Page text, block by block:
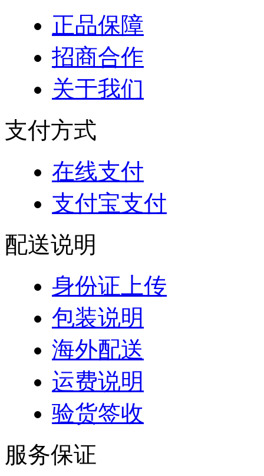
正品保障
招商合作
关于我们
支付方式
在线支付
支付宝支付
配送说明
身份证上传
包装说明
海外配送
运费说明
验货签收
服务保证